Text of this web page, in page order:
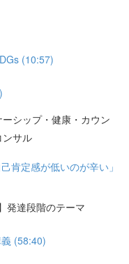
(10:57)
シップ・健康・カウン
ンサル
肯定感が低いのが辛い」
発達段階のテーマ
(58:40)